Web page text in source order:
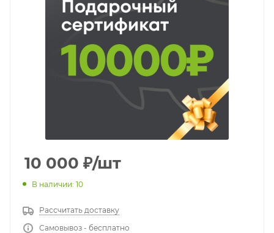
10 000 ₽/шт
В наличии: 10
Рассчитать доставку
Самовывоз - бесплатно